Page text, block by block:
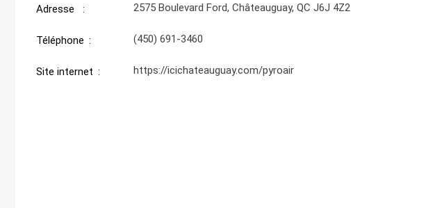
Adresse 2575 Boulevard Ford, Châteauguay, QC J6J 4Z2
Téléphone (450) 691-3460
Site internet https://icichateauguay.com/pyroair